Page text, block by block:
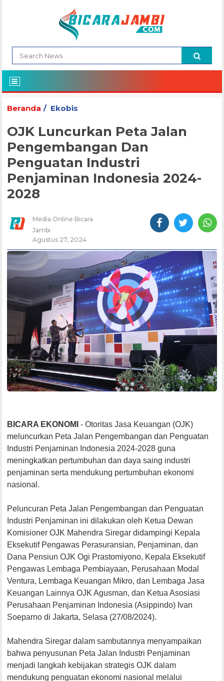
Beranda Ekobis
OJK Luncurkan Peta Jalan
Pengembangan Dan
Penguatan Industri
Penjaminan Indonesia 2024-
2028
Media Online Bicara
Jambi
Agustus 27, 2024
BICARA EKONOMI - Otoritas Jasa Keuangan (OJK)
meluncurkan Peta Jalan Pengembangan dan Penguatan
Industri Penjaminan Indonesia 2024-2028 guna
meningkatkan pertumbuhan dan daya saing industri
penjaminan serta mendukung pertumbuhan ekonomi
nasional.
Peluncuran Peta Jalan Pengembangan dan Penguatan
Industri Penjaminan ini dilakukan oleh Ketua Dewan
Komisioner OJK Mahendra Siregar didampingi Kepala
Eksekutif Pengawas Perasuransian, Penjaminan, dan
Dana Pensiun OJK Ogi Prastomiyono, Kepala Eksekutif
Pengawas Lembaga Pembiayaan, Perusahaan Modal
Ventura, Lembaga Keuangan Mikro, dan Lembaga Jasa
Keuangan Lainnya OJK Agusman, dan Ketua Asosiasi
Perusahaan Penjaminan Indonesia (Asippindo) Ivan
Soeparno di Jakarta, Selasa (27/08/2024).
Mahendra Siregar dalam sambutannya menyampaikan
bahwa penyusunan Peta Jalan Industri Penjaminan
menjadi langkah kebijakan strategis OJK dalam
mendukung penguatan ekonomi nasional melalui